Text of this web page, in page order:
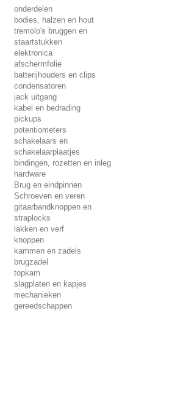
onderdelen
bodies, halzen en hout
tremolo's bruggen en
staartstukken
elektronica
afschermfolie
batterijhouders en clips
condensatoren
jack uitgang
kabel en bedrading
pickups
potentiometers
schakelaars en
schakelaarplaatjes
bindingen, rozetten en inleg
hardware
Brug en eindpinnen
Schroeven en veren
gitaarbandknoppen en
straplocks
lakken en verf
knoppen
kammen en zadels
brugzadel
topkam
slagplaten en kapjes
mechanieken
gereedschappen